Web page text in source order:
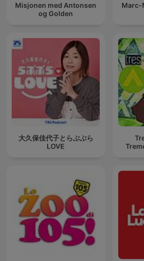
Misjonen med Antonsen
og Golden
Marc-
大久保佳代子とらぶぶら
LOVE